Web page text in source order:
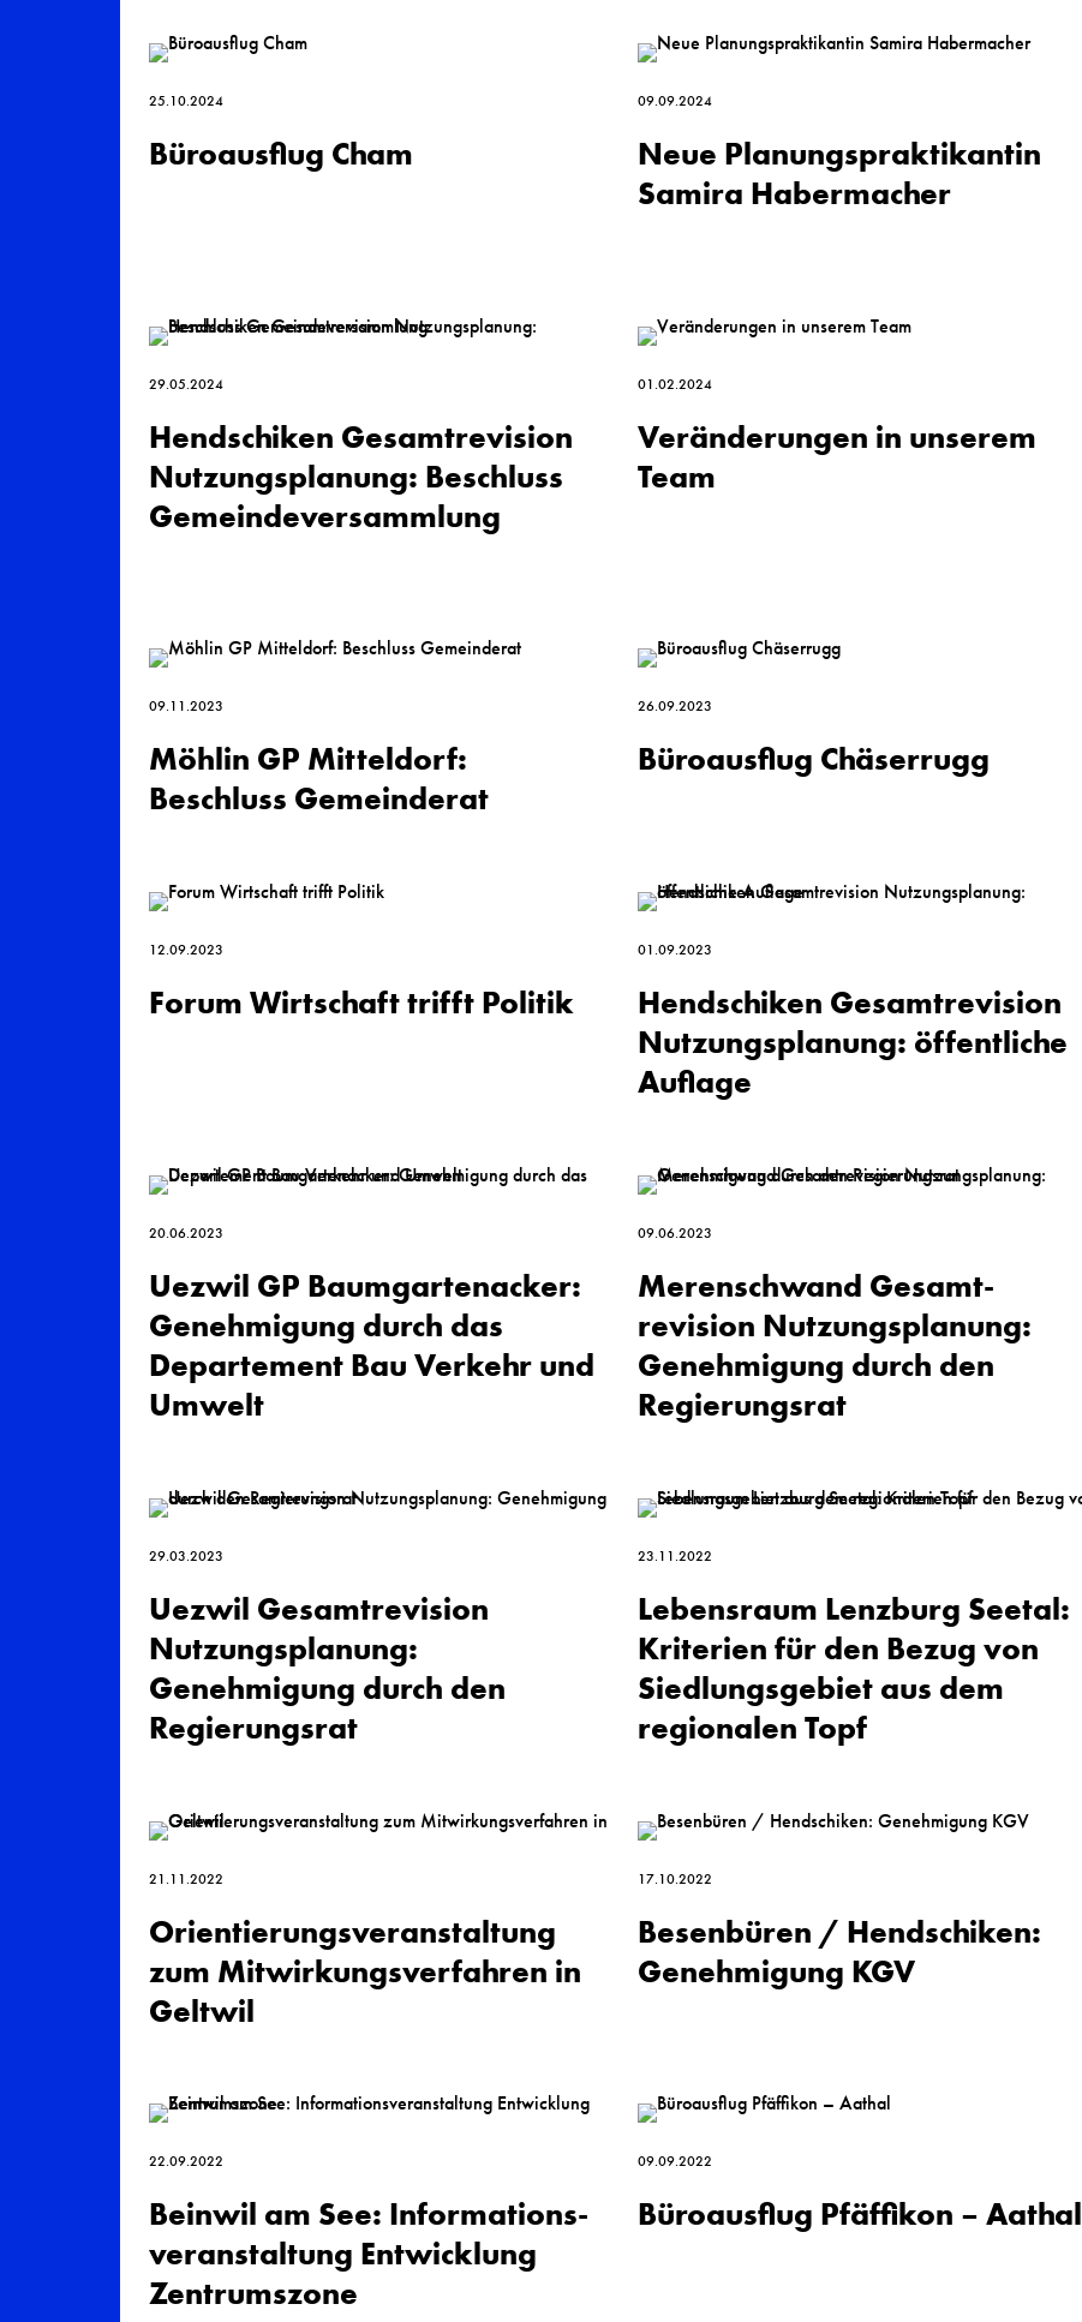
25.10.2024
Büroausflug Cham
09.09.2024
Neue Planungspraktikantin
Samira Habermacher
29.05.2024
Hendschiken Gesamt­revision
Nutzungs­planung: Beschluss
Gemeinde­versammlung
01.02.2024
Veränderungen in unserem
Team
09.11.2023
Möhlin GP Mitteldorf:
Beschluss Gemeinderat
26.09.2023
Büroausflug Chäserrugg
12.09.2023
Forum Wirtschaft trifft Politik
01.09.2023
Hendschiken Gesamt­revision
Nutzungs­planung: öffentliche
Auflage
20.06.2023
Uezwil GP Baumgarten­acker:
Geneh­migung durch das
Departement Bau Verkehr und
Umwelt
09.06.2023
Merenschwand Gesamt­
revision Nutzungs­planung:
Genehmigung durch den
Regierungs­rat
29.03.2023
Uezwil Gesamtrevision
Nutzungsplanung:
Genehmigung durch den
Regierungs­rat
23.11.2022
Lebensraum Lenzburg Seetal:
Kriterien für den Bezug von
Siedlungs­gebiet aus dem
regionalen Topf
21.11.2022
Orientierungs­veran­staltung
zum Mitwirkungs­verfahren in
Geltwil
17.10.2022
Besenbüren / Hendschiken:
Genehmigung KGV
22.09.2022
Beinwil am See: Informations­
veranstaltung Ent­wicklung
Zentrums­zone
09.09.2022
Büroausflug Pfäffikon – Aathal